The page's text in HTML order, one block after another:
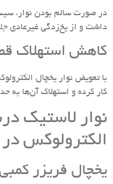
در صورت سالم بودن نوار،
داشت و از یخ‌زدگی غیرعادی
کاهش استهلاک
با تعویض نوار یخچال
کار کرده و استهلاک آن‌ها به
نوار لاستیک
الکترولوکس
یخچال فریزر